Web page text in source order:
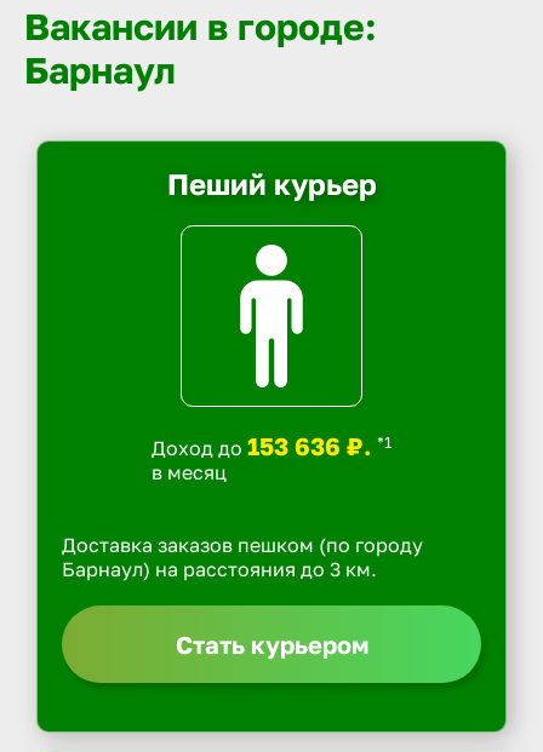
Вакансии в городе:
Барнаул
Пеший курьер
Доход до 153 636 ₽. *1
в месяц
Доставка заказов пешком (по городу
Барнаул) на расстояния до 3 км.
Стать курьером